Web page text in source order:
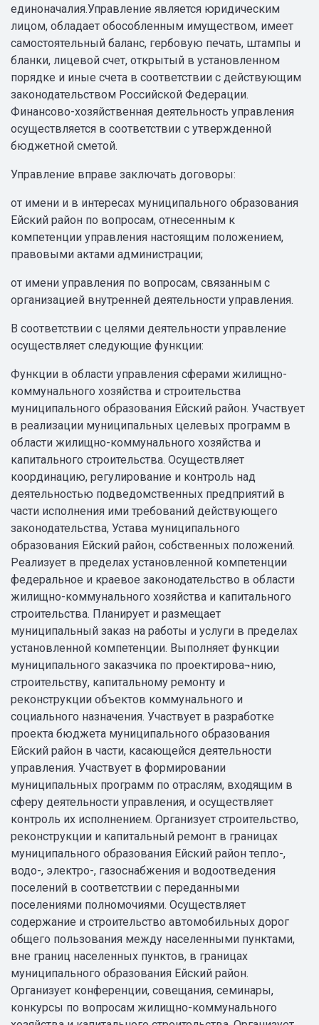
единоначалия.Управление является юридическим
лицом, обладает обособленным имуществом, имеет
самостоятельный баланс, гербовую печать, штампы и
бланки, лицевой счет, открытый в установленном
порядке и иные счета в соответствии с действующим
законодательством Российской Федерации.
Финансово-хозяйственная деятельность управления
осуществляется в соответствии с утвержденной
бюджетной сметой.
Управление вправе заключать договоры:
от имени и в интересах муниципального образования
Ейский район по вопросам, отнесенным к
компетенции управления настоящим положением,
правовыми актами администрации;
от имени управления по вопросам, связанным с
организацией внутренней деятельности управления.
В соответствии с целями деятельности управление
осуществляет следующие функции:
Функции в области управления сферами жилищно-
коммунального хозяйства и строительства
муниципального образования Ейский район. Участвует
в реализации муниципальных целевых программ в
области жилищно-коммунального хозяйства и
капитального строительства. Осуществляет
координацию, регулирование и контроль над
деятельностью подведомственных предприятий в
части исполнения ими требований действующего
законодательства, Устава муниципального
образования Ейский район, собственных положений.
Реализует в пределах установленной компетенции
федеральное и краевое законодательство в области
жилищно-коммунального хозяйства и капитального
строительства. Планирует и размещает
муниципальный заказ на работы и услуги в пределах
установленной компетенции. Выполняет функции
муниципального заказчика по проектирова¬нию,
строительству, капитальному ремонту и
реконструкции объектов коммунального и
социального назначения. Участвует в разработке
проекта бюджета муниципального образования
Ейский район в части, касающейся деятельности
управления. Участвует в формировании
муниципальных программ по отраслям, входящим в
сферу деятельности управления, и осуществляет
контроль их исполнением. Организует строительство,
реконструкции и капитальный ремонт в границах
муниципального образования Ейский район тепло-,
водо-, электро-, газоснабжения и водоотведения
поселений в соответствии с переданными
поселениями полномочиями. Осуществляет
содержание и строительство автомобильных дорог
общего пользования между населенными пунктами,
вне границ населенных пунктов, в границах
муниципального образования Ейский район.
Организует конференции, совещания, семинары,
конкурсы по вопросам жилищно-коммунального